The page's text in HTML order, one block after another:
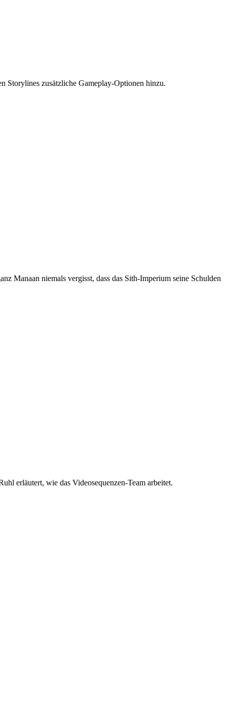
Storylines zusätzliche Gameplay-Optionen hinzu.
Manaan niemals vergisst, dass das Sith-Imperium seine Schulden
erläutert, wie das Videosequenzen-Team arbeitet.